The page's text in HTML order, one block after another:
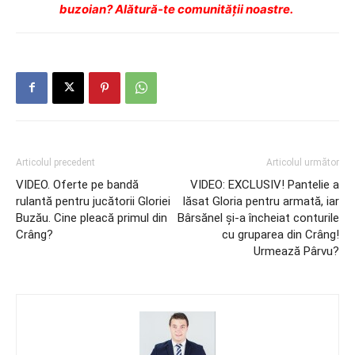
buzoian? Alătură-te comunității noastre.
Articolul precedent
VIDEO. Oferte pe bandă
rulantă pentru jucătorii Gloriei
Buzău. Cine pleacă primul din
Crâng?
Articolul următor
VIDEO: EXCLUSIV! Pantelie a
lăsat Gloria pentru armată, iar
Bârsănel şi-a încheiat conturile
cu gruparea din Crâng!
Urmează Pârvu?